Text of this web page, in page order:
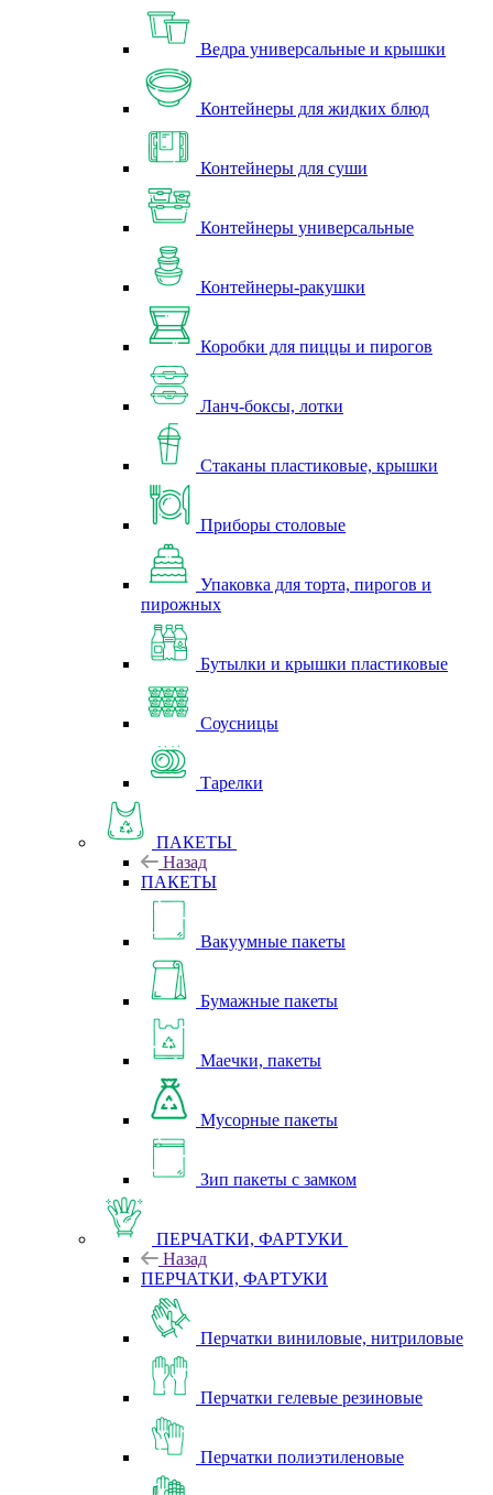
Ведра универсальные и крышки
Контейнеры для жидких блюд
Контейнеры для суши
Контейнеры универсальные
Контейнеры-ракушки
Коробки для пиццы и пирогов
Ланч-боксы, лотки
Стаканы пластиковые, крышки
Приборы столовые
Упаковка для торта, пирогов и
пирожных
Бутылки и крышки пластиковые
Соусницы
Тарелки
ПАКЕТЫ
Назад
ПАКЕТЫ
Вакуумные пакеты
Бумажные пакеты
Маечки, пакеты
Мусорные пакеты
Зип пакеты с замком
ПЕРЧАТКИ, ФАРТУКИ
Назад
ПЕРЧАТКИ, ФАРТУКИ
Перчатки виниловые, нитриловые
Перчатки гелевые резиновые
Перчатки полиэтиленовые